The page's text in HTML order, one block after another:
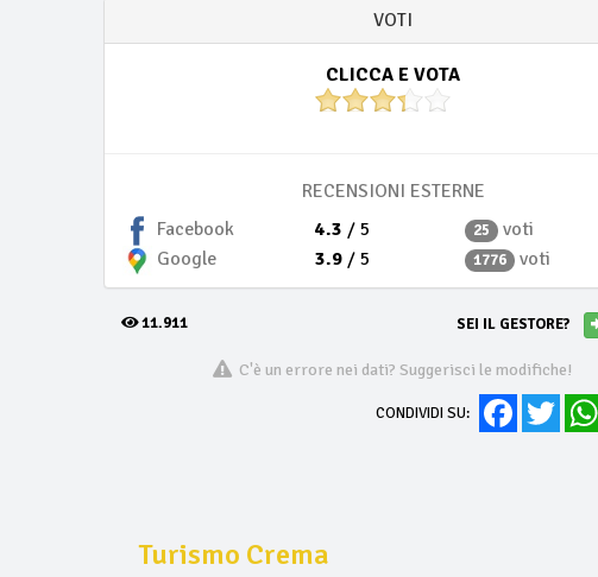
VOTI
CLICCA E VOTA
RECENSIONI ESTERNE
Facebook
4.3 / 5 25
voti
Google
3.9/ 5 1776 voti
11.911 SEI IL GESTORE?
C'è un errore nei dati? Suggerisci le modifiche!
CONDIVIDI SU: FacebookTwitter
Turismo Crema